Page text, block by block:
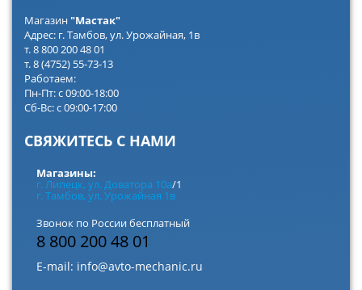
Магазин"Мастак"
Адрес: г. Тамбов, ул. Урожайная, 1в
т. 8 800 200 48 01
т. 8 (4752) 55-73-13
Работаем:
Пн-Пт: с 09:00-18:00
Сб-Вс: с 09:00-17:00
СВЯЖИТЕСЬ С НАМИ
Магазины:
г. Липецк, ул. Доватора 10а/1
г. Тамбов, ул. Урожайная 1в
Звонок по России бесплатный
8 800 200 48 01
E-mail: info@avto-mechanic.ru